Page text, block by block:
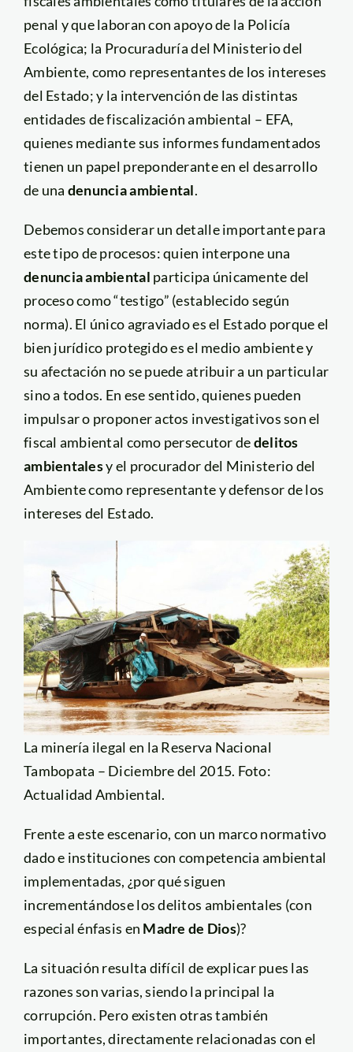
penal y que laboran con apoyo de la Policía
Ecológica; la Procuraduría del Ministerio del
Ambiente, como representantes de los intereses
del Estado; y la intervención de las distintas
entidades de fiscalización ambiental – EFA,
quienes mediante sus informes fundamentados
tienen un papel preponderante en el desarrollo
de una denuncia ambiental.
Debemos considerar un detalle importante para
este tipo de procesos: quien interpone una
denuncia ambiental participa únicamente del
proceso como “testigo” (establecido según
norma). El único agraviado es el Estado porque el
bien jurídico protegido es el medio ambiente y
su afectación no se puede atribuir a un particular
sino a todos. En ese sentido, quienes pueden
impulsar o proponer actos investigativos son el
fiscal ambiental como persecutor dedelitos
ambientalesy el procurador del Ministerio del
Ambiente como representante y defensor de los
intereses del Estado.
La minería ilegal en la Reserva Nacional
Tambopata – Diciembre del 2015. Foto:
Actualidad Ambiental.
Frente a este escenario, con un marco normativo
dado e instituciones con competencia ambiental
implementadas, ¿por qué siguen
incrementándose los delitos ambientales (con
especial énfasis en Madre de Dios)?
La situación resulta difícil de explicar pues las
razones son varias, siendo la principal la
corrupción. Pero existen otras también
importantes, directamente relacionadas con el